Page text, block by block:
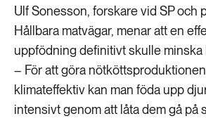
Ulf Sonesson, forskare vid SP och
Hållbara matvägar, menar att en
uppfödning definitivt skulle minska
– För att göra
klimateffektiv kan man föda upp
intensivt genom att låta dem gå på